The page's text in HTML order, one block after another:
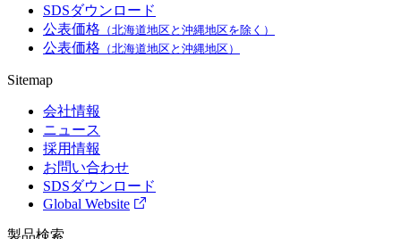
SDSダウンロード
公表価格 （北海道地区と沖縄地区を除く）
公表価格 （北海道地区と沖縄地区）
Sitemap
会社情報
ニュース
採用情報
お問い合わせ
SDSダウンロード
Global Website
製品検索